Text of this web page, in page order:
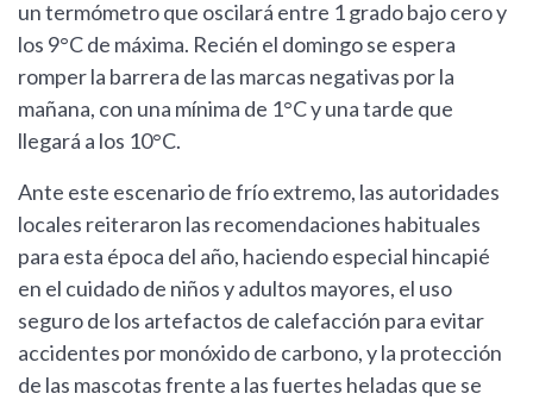
un termómetro que oscilará entre 1 grado bajo cero y
los 9°C de máxima. Recién el domingo se espera
romper la barrera de las marcas negativas por la
mañana, con una mínima de 1°C y una tarde que
llegará a los 10°C.
Ante este escenario de frío extremo, las autoridades
locales reiteraron las recomendaciones habituales
para esta época del año, haciendo especial hincapié
en el cuidado de niños y adultos mayores, el uso
seguro de los artefactos de calefacción para evitar
accidentes por monóxido de carbono, y la protección
de las mascotas frente a las fuertes heladas que se